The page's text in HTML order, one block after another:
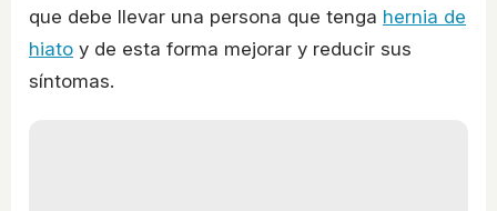
que debe llevar una persona que tenga hernia de
hiato y de esta forma mejorar y reducir sus
síntomas.